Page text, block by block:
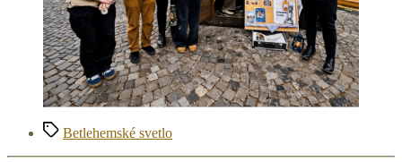
ZnačkyBetlehemské svetlo